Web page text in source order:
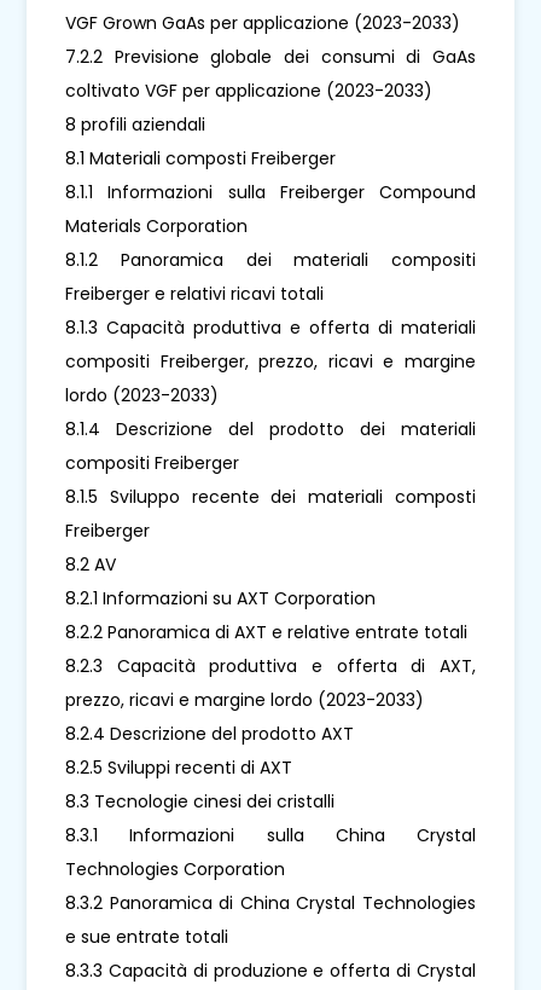
VGF Grown GaAs per applicazione (2023-2033)
7.2.2 Previsione globale dei consumi di GaAs
coltivato VGF per applicazione (2023-2033)
8 profili aziendali
8.1 Materiali composti Freiberger
8.1.1 Informazioni sulla Freiberger Compound
Materials Corporation
8.1.2 Panoramica dei materiali compositi
Freiberger e relativi ricavi totali
8.1.3 Capacità produttiva e offerta di materiali
compositi Freiberger, prezzo, ricavi e margine
lordo (2023-2033)
8.1.4 Descrizione del prodotto dei materiali
compositi Freiberger
8.1.5 Sviluppo recente dei materiali composti
Freiberger
8.2 AV
8.2.1 Informazioni su AXT Corporation
8.2.2 Panoramica di AXT e relative entrate totali
8.2.3 Capacità produttiva e offerta di AXT,
prezzo, ricavi e margine lordo (2023-2033)
8.2.4 Descrizione del prodotto AXT
8.2.5 Sviluppi recenti di AXT
8.3 Tecnologie cinesi dei cristalli
8.3.1 Informazioni sulla China Crystal
Technologies Corporation
8.3.2 Panoramica di China Crystal Technologies
e sue entrate totali
8.3.3 Capacità di produzione e offerta di Crystal